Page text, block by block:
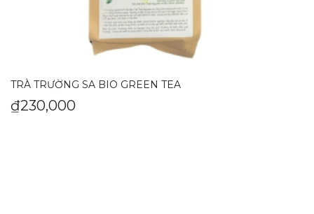
TRÀ TRƯỜNG SA BIO GREEN TEA
₫230,000